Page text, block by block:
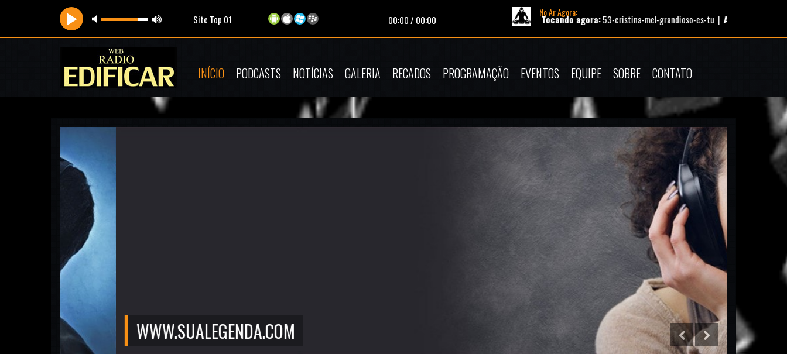
Site Top 01 00:00/ 00:00
No Ar Agora:
Tocando agora:53-cristina-mel-grandioso-es-tu |Apresentador:
INÍCIO PODCASTS NOTÍCIAS GALERIA RECADOS PROGRAMAÇÃO EVENTOS EQUIPE SOBRE CONTATO
WWW.SUALEGENDA.COM SITE